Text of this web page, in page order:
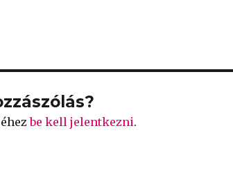
be kell jelentkezni.